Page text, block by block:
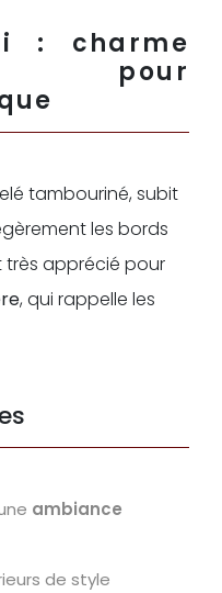
: charme
pour
tambouriné, subit
les bords
très apprécié pour
, qui rappelle les
ambiance
de style